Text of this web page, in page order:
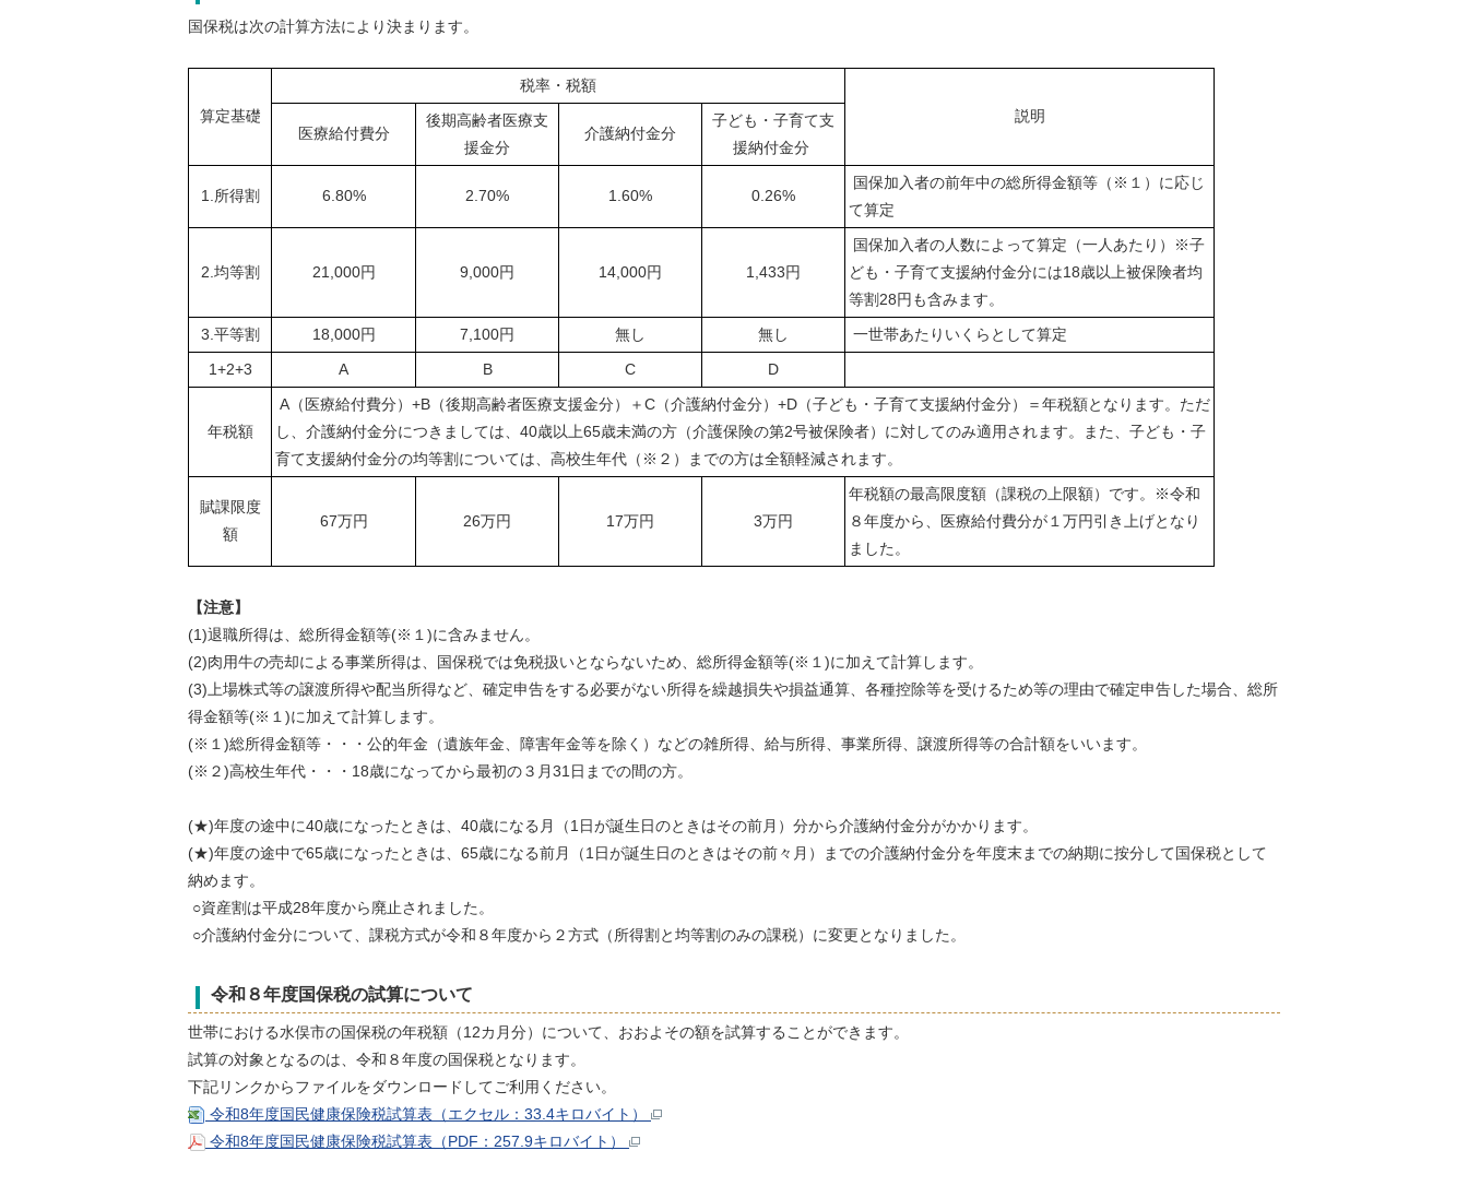
国保税は次の計算方法により決まります。
算定基礎
税率・税額
説明
医療給付費分
後期高齢者医療支
援金分
介護納付金分
子ども・子育て支
援納付金分
1.所得割 6.80% 2.70% 1.60% 0.26%
国保加入者の前年中の総所得金額等（※１）に応じ
て算定
2.均等割 21,000円 9,000円 14,000円 1,433円
国保加入者の人数によって算定（一人あたり）※子
ども・子育て支援納付金分には18歳以上被保険者均
等割28円も含みます。
3.平等割
18,000円 7,100円 無し 無し
一世帯あたりいくらとして算定
1+2+3
A B C D
年税額
A（医療給付費分）+B（後期高齢者医療支援金分）＋C（介護納付金分）+D（子ども・子育て支援納付金分）＝年税額となります。ただ
し、介護納付金分につきましては、40歳以上65歳未満の方（介護保険の第2号被保険者）に対してのみ適用されます。また、子ども・子
育て支援納付金分の均等割については、高校生年代（※２）までの方は全額軽減されます。
賦課限度
額
67万円 26万円 17万円 3万円
年税額の最高限度額（課税の上限額）です。※令和
８年度から、医療給付費分が１万円引き上げとなり
ました。
【注意】
(1)退職所得は、総所得金額等(※１)に含みません。
(2)肉用牛の売却による事業所得は、国保税では免税扱いとならないため、総所得金額等(※１)に加えて計算します。
(3)上場株式等の譲渡所得や配当所得など、確定申告をする必要がない所得を繰越損失や損益通算、各種控除等を受けるため等の理由で確定申告した場合、総所
得金額等(※１)に加えて計算します。
(※１)総所得金額等・・・公的年金（遺族年金、障害年金等を除く）などの雑所得、給与所得、事業所得、譲渡所得等の合計額をいいます。
(※２)高校生年代・・・18歳になってから最初の３月31日までの間の方。
(★)年度の途中に40歳になったときは、40歳になる月（1日が誕生日のときはその前月）分から介護納付金分がかかります。
(★)年度の途中で65歳になったときは、65歳になる前月（1日が誕生日のときはその前々月）までの介護納付金分を年度末までの納期に按分して国保税として
納めます。
○資産割は平成28年度から廃止されました。
○介護納付金分について、課税方式が令和８年度から２方式（所得割と均等割のみの課税）に変更となりました。
令和８年度国保税の試算について
世帯における水俣市の国保税の年税額（12カ月分）について、おおよその額を試算することができます。
試算の対象となるのは、令和８年度の国保税となります。
下記リンクからファイルをダウンロードしてご利用ください。
令和8年度国民健康保険税試算表（エクセル：33.4キロバイト）
令和8年度国民健康保険税試算表（PDF：257.9キロバイト）